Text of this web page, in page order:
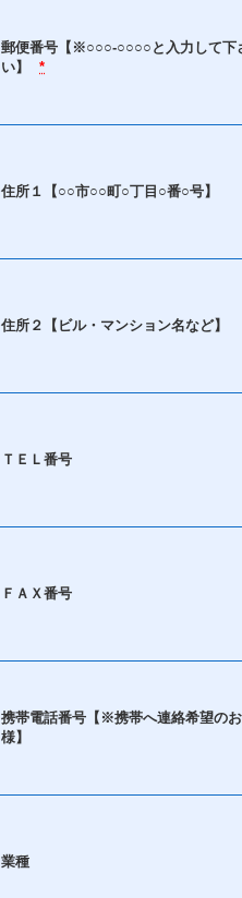
郵便番号【※○○○-○○○○と入力して下
い】
*
住所１【○○市○○町○丁目○番○号】
住所２【ビル・マンション名など】
ＴＥＬ番号
ＦＡＸ番号
携帯電話番号【※携帯へ連絡希望の
様】
業種